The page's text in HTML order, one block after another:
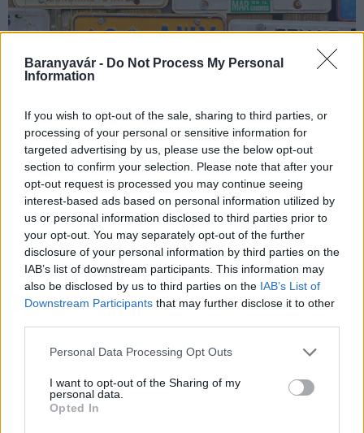
Baranyavár - Do Not Process My Personal
Information
If you wish to opt-out of the sale, sharing to third parties, or
processing of your personal or sensitive information for
targeted advertising by us, please use the below opt-out
section to confirm your selection. Please note that after your
opt-out request is processed you may continue seeing
interest-based ads based on personal information utilized by
us or personal information disclosed to third parties prior to
your opt-out. You may separately opt-out of the further
disclosure of your personal information by third parties on the
IAB’s list of downstream participants. This information may
also be disclosed by us to third parties on the IAB’s List of
Downstream Participants that may further disclose it to other
Please note that this website/app uses one or more Google
not limited to your visit or usage behaviour. You may click to
grant or deny consent to Google and its third-party tags to
use your data for below specified purposes in below Google
Personal Data Processing Opt Outs
I want to opt-out of the Sharing of my
personal data.
Opted In
A már forgalomban lévő hatósági jelzéseket nem kell új
Sörszövetség: nőtt tavaly a magyarországi gyártók
forgalma
2022.01.27
Aktuális